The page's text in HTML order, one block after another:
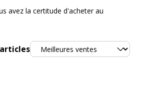
avez la certitude d'acheter au
articlesTrier